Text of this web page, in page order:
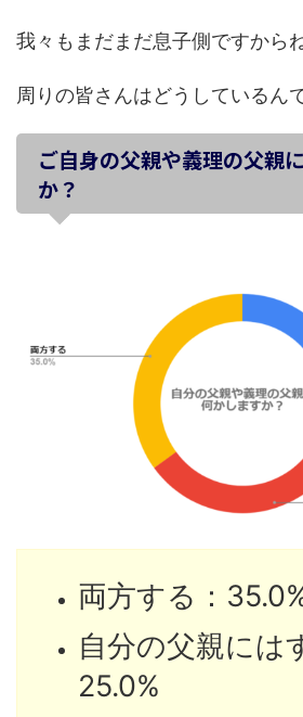
我々もまだまだ息子側ですからね
周りの皆さんはどうしているん
ご自身の父親や義理の父親
か？
両方する：
自分の父親には
25.0%